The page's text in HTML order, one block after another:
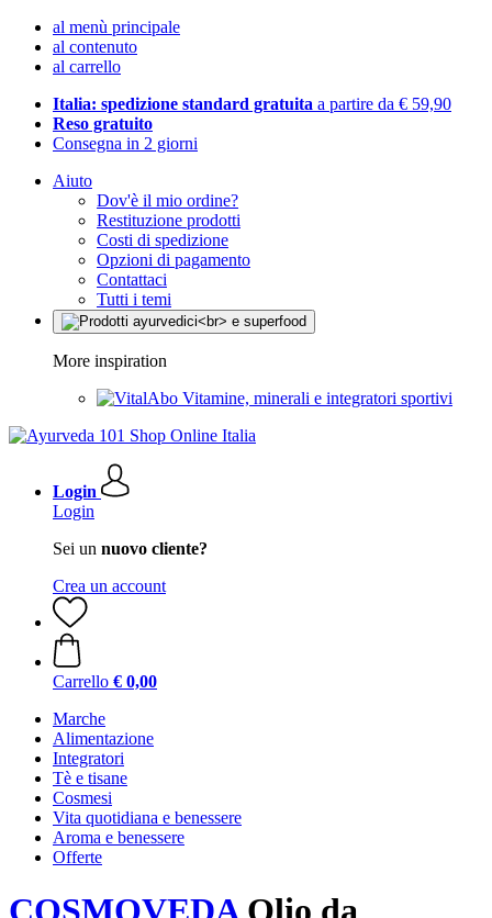
al menù principale
al contenuto
al carrello
Italia: spedizione standard gratuita a partire da € 59,90
Reso gratuito
Consegna in 2 giorni
Aiuto
Dov'è il mio ordine?
Restituzione prodotti
Costi di spedizione
Opzioni di pagamento
Contattaci
Tutti i temi
More inspiration
Vitamine, minerali e integratori sportivi
Login
Login
Sei un nuovo cliente?
Crea un account
Carrello € 0,00
Marche
Alimentazione
Integratori
Tè e tisane
Cosmesi
Vita quotidiana e benessere
Aroma e benessere
Offerte